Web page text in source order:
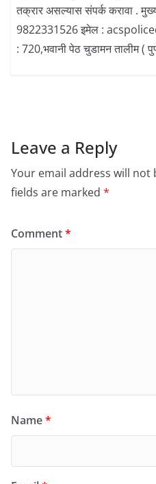
तक्रार असल्यास संपर्क करावा .
9822331526 इमेल :
: 720,भवानी पेठ चुडामन तालीम (
Leave a Reply
Your email address will not
fields are marked *
Comment*
Name*